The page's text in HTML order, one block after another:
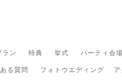
ラン 特典 挙式 パーティ会場
る質問 フォトウエディング ア